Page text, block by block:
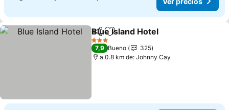
CompartirAgregar a favoritos
Blue Island Hotel
3 Estrellas
7,9 Bueno
325
a 0.8 km de: Johnny Cay